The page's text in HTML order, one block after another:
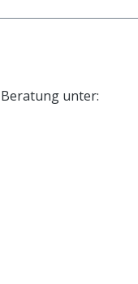
unter: